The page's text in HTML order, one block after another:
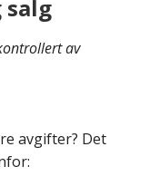
av
avgifter? Det